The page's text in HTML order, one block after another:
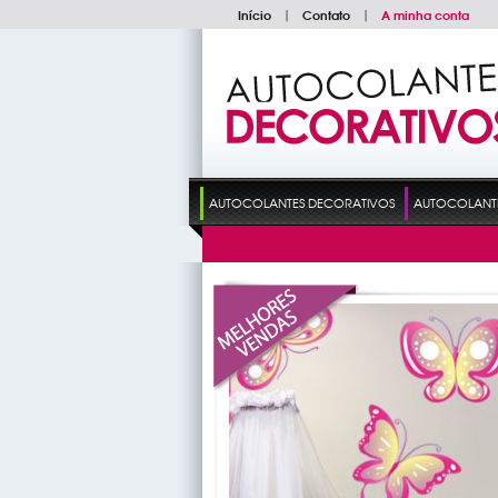
Início | Contato | A minha conta
AUTOCOLANTES DECORATIVOS